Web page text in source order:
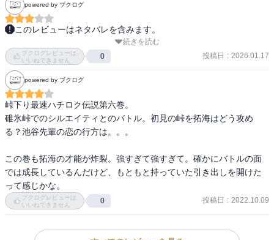
powered by ブクログ
このレビューはネタバレを含みます。
真子ちゃんはわざわざ池谷に会いに来て
なんで自分を贄にバトルを交渉するのだろう。
思考回路がまったく意味不明。
自分でガソスタへ行って交渉すれば良いのでは？
健二が池谷に、友達を蔑ろにしていると怒るところは好きだ。
怖気づいた沙雪に真子がバラスト呼ばわりするところが笑ってしま
体重49kgでデブじゃないと言い訳させる辺り、
男が書いた漫画だなと思う。アシや編集にも女性がいないのだろう
か。
池谷も少しは見習えば良いのに。
続きを読む
ブクログレビューは
いいねできません
0 投稿日 : 2026.01.17
powered by ブクログ
峠下り最速ハチロク伝説第六巻。
碓氷峠でのシルエイティとのバトル。初見の峠を拓海はどう攻め
る？池谷先輩の恋の行方は。。。
この巻も拓海の才能が炸裂。強すぎて強すぎて。確かにバトルの面
では成長しているんだけど、もともと持っていた引き出しを開けた
って感じかな。
ブクログレビューは
いいねできません
0 投稿日 : 2022.10.09